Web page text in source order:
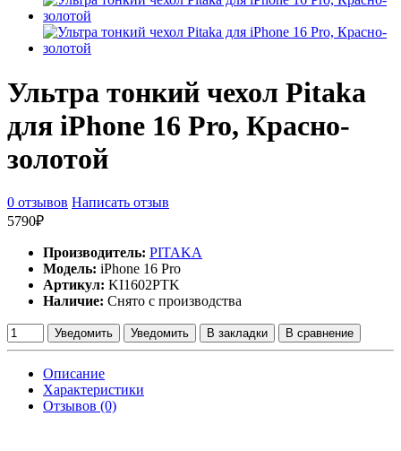
Ультра тонкий чехол Pitaka
для iPhone 16 Pro, Красно-
золотой
0 отзывов Написать отзыв
5790₽
Производитель: PITAKA
Модель: iPhone 16 Pro
Артикул: KI1602PTK
Наличие: Снято с производства
Уведомить Уведомить В закладки В сравнение
Описание
Характеристики
Отзывов (0)